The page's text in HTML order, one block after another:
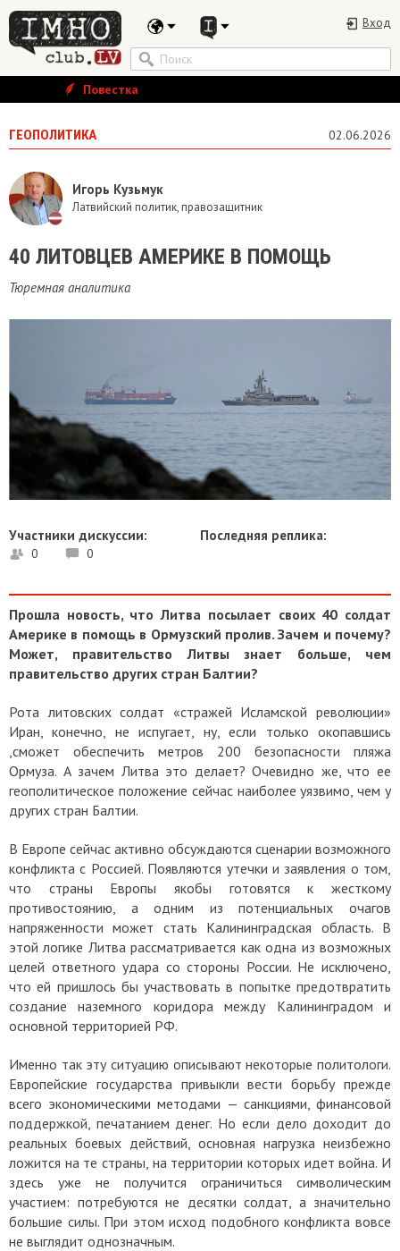
Вход
Повестка
ГЕОПОЛИТИКА 02.06.2026
Игорь Кузьмук
Латвийский политик, правозащитник
40 ЛИТОВЦЕВ АМЕРИКЕ В ПОМОЩЬ
Тюремная аналитика
Участники дискуссии:
0 0
Последняя реплика:
Прошла новость, что Литва посылает своих 40 солдат
Америке в помощь в Ормузский пролив. Зачем и почему?
Может, правительство Литвы знает больше, чем
правительство других стран Балтии?
Рота литовских солдат «стражей Исламской революции»
Иран, конечно, не испугает, ну, если только окопавшись
,сможет обеспечить метров 200 безопасности пляжа
Ормуза. А зачем Литва это делает? Очевидно же, что ее
геополитическое положение сейчас наиболее уязвимо, чем у
других стран Балтии.
В Европе сейчас активно обсуждаются сценарии возможного
конфликта с Россией. Появляются утечки и заявления о том,
что страны Европы якобы готовятся к жесткому
противостоянию, а одним из потенциальных очагов
напряженности может стать Калининградская область. В
этой логике Литва рассматривается как одна из возможных
целей ответного удара со стороны России. Не исключено,
что ей пришлось бы участвовать в попытке предотвратить
создание наземного коридора между Калининградом и
основной территорией РФ.
Именно так эту ситуацию описывают некоторые политологи.
Европейские государства привыкли вести борьбу прежде
всего экономическими методами — санкциями, финансовой
поддержкой, печатанием денег. Но если дело доходит до
реальных боевых действий, основная нагрузка неизбежно
ложится на те страны, на территории которых идет война. И
здесь уже не получится ограничиться символическим
участием: потребуются не десятки солдат, а значительно
большие силы. При этом исход подобного конфликта вовсе
не выглядит однозначным.